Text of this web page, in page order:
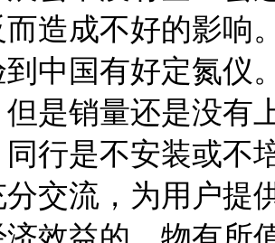
造成不好的影响
到中国有好定氮仪
但是销量还是没有
行是不安装或不
分交流，为用户提